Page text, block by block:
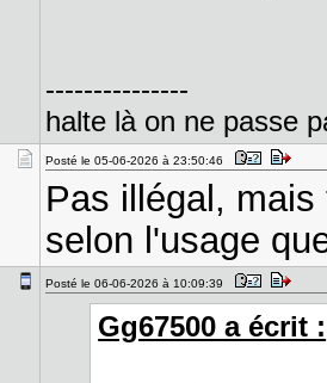
---------------
halte là on ne passe
Posté le 05-06-2026 à 23:50:46
Pas illégal,
selon l'usage
Posté le 06-06-2026 à 10:09:39
Gg67500 a écrit :